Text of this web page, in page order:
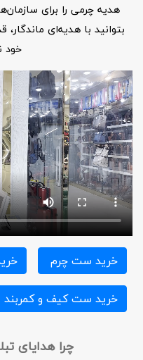
هدیه چرمی را برای
بتوانید با هدیه‌ای
خود
خرید ست چرم
خرید ست کیف و کمربند
چرا هدایای